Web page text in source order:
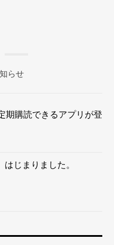
らせ
期購読できるアプリが登
じまりました。